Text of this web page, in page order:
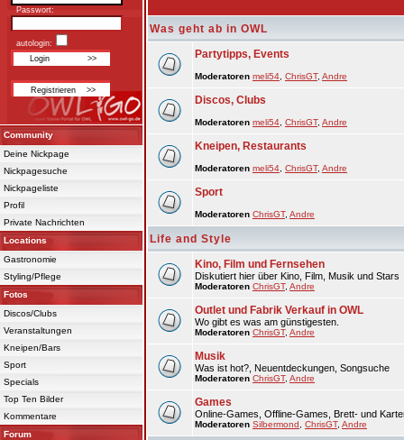
Passwort:
autologin:
Community
Deine Nickpage
Nickpagesuche
Nickpageliste
Profil
Private Nachrichten
Locations
Gastronomie
Styling/Pflege
Fotos
Discos/Clubs
Veranstaltungen
Kneipen/Bars
Sport
Specials
Top Ten Bilder
Kommentare
Forum
Was geht ab in OWL
Partytipps, Events
Moderatoren meli54 ChrisGT, Andre
Discos, Clubs
Moderatoren meli54 ChrisGT, Andre
Kneipen, Restaurants
Moderatoren meli54 ChrisGT, Andre
Sport
Moderatoren ChrisGT, Andre
Life and Style
Kino, Film und Fernsehen
Diskutiert hier über Kino, Film, Musik und Stars
Moderatoren ChrisGT, Andre
Outlet und Fabrik Verkauf in OWL
Wo gibt es was am günstigesten.
Moderatoren ChrisGT, Andre
Musik
Was ist hot?, Neuentdeckungen, Songsuche
Moderatoren ChrisGT, Andre
Games
Online-Games, Offline-Games, Brett- und
Moderatoren Silbermond ChrisGT, Andre